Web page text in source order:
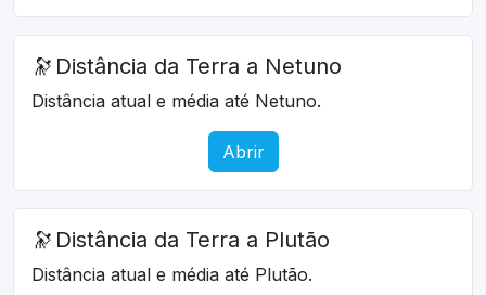
🔭 Distância da Terra a Netuno
Distância atual e média até Netuno.
Abrir
🔭 Distância da Terra a Plutão
Distância atual e média até Plutão.